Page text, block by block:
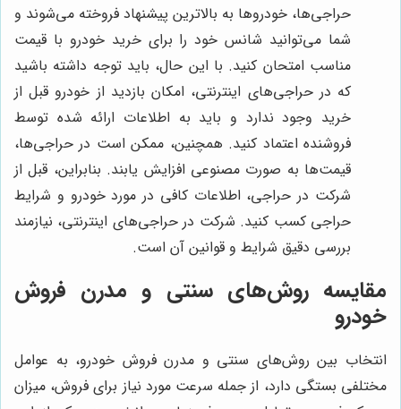
حراجی‌ها، خودروها به بالاترین پیشنهاد فروخته می‌شوند و
شما می‌توانید شانس خود را برای خرید خودرو با قیمت
مناسب امتحان کنید. با این حال، باید توجه داشته باشید
که در حراجی‌های اینترنتی، امکان بازدید از خودرو قبل از
خرید وجود ندارد و باید به اطلاعات ارائه شده توسط
فروشنده اعتماد کنید. همچنین، ممکن است در حراجی‌ها،
قیمت‌ها به صورت مصنوعی افزایش یابند. بنابراین، قبل از
شرکت در حراجی، اطلاعات کافی در مورد خودرو و شرایط
حراجی کسب کنید. شرکت در حراجی‌های اینترنتی، نیازمند
بررسی دقیق شرایط و قوانین آن است.
مقایسه روش‌های سنتی و مدرن فروش
خودرو
انتخاب بین روش‌های سنتی و مدرن فروش خودرو، به عوامل
مختلفی بستگی دارد، از جمله سرعت مورد نیاز برای فروش، میزان